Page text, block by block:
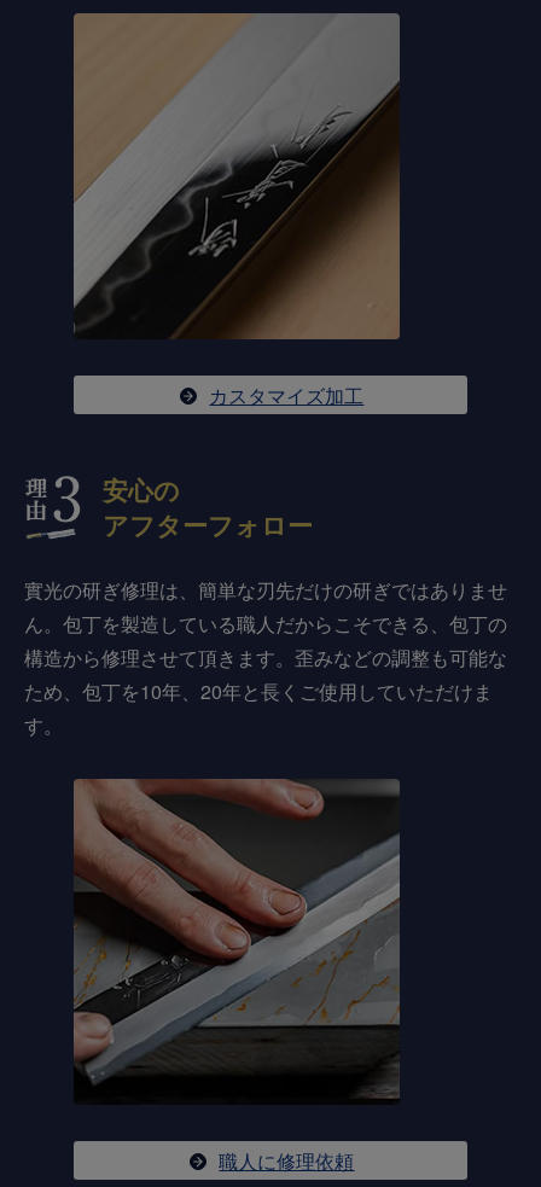
カスタマイズ加工
安心の
アフターフォロー
實光の研ぎ修理は、簡単な刃先だけの研ぎではありませ
ん。包丁を製造している職人だからこそできる、包丁の
構造から修理させて頂きます。歪みなどの調整も可能な
ため、包丁を10年、20年と長くご使用していただけま
す。
職人に修理依頼